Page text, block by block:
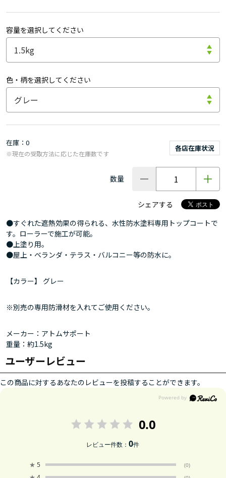
容量を選択してください
色・柄を選択してください
在庫 0
各店在庫状況
※現在の受取方法に応じた在庫数です
数量
シェアする
●すぐれた遮熱効果の得られる、水性防水塗料専用トップコートで
す。ローラーで施工が可能。
●上塗り用。
●屋上・ベランダ・テラス・バルコニー等の防水に。
【カラー】 グレー
※別売の専用防滑材を入れてご使用ください。
メーカー：アトムサポート
重量：約1.5kg
ユーザーレビュー
この商品に対するあなたのレビューを投稿することができます。
0.0
レビュー件数：0件
★ 5 (0)